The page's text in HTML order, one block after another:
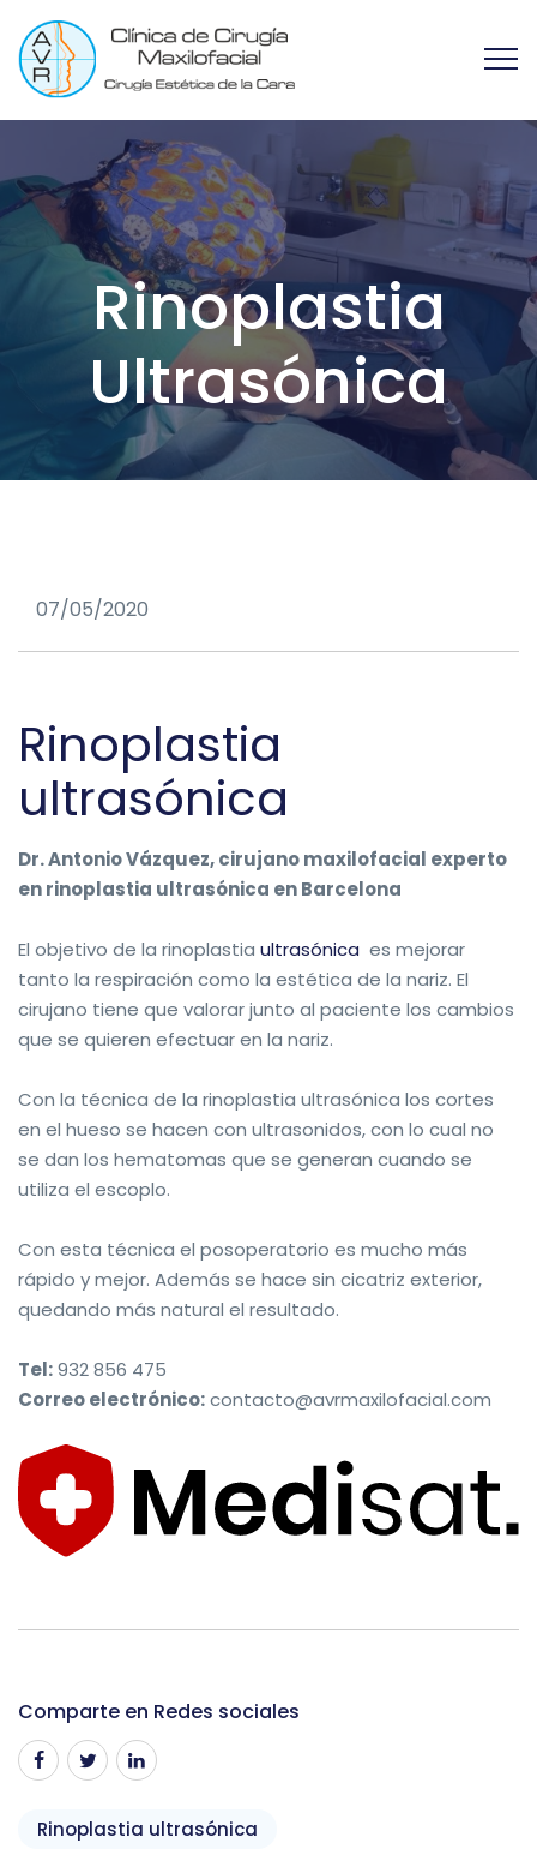
Rinoplastia
Ultrasónica
07/05/2020
Rinoplastia
ultrasónica
Dr. Antonio Vázquez, cirujano maxilofacial experto
en rinoplastia ultrasónica en Barcelona
El objetivo de la rinoplastia ultrasónica es mejorar
tanto la respiración como la estética de la nariz. El
cirujano tiene que valorar junto al paciente los cambios
que se quieren efectuar en la nariz.
Con la técnica de la rinoplastia ultrasónica los cortes
en el hueso se hacen con ultrasonidos, con lo cual no
se dan los hematomas que se generan cuando se
utiliza el escoplo.
Con esta técnica el posoperatorio es mucho más
rápido y mejor. Además se hace sin cicatriz exterior,
quedando más natural el resultado.
Tel:932 856 475
Correo electrónico:contacto@avrmaxilofacial.com
Comparte en Redes sociales
Rinoplastia ultrasónica